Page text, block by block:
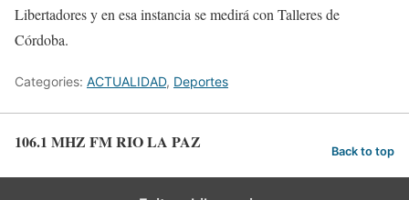
Libertadores y en esa instancia se medirá con Talleres de
Córdoba.
Categories: ACTUALIDAD, Deportes
106.1 MHZ FM RIO LA PAZ Back to top